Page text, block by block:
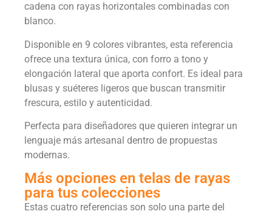
cadena con rayas horizontales combinadas con
blanco.
Disponible en 9 colores vibrantes, esta referencia
ofrece una textura única, con forro a tono y
elongación lateral que aporta confort. Es ideal para
blusas y suéteres ligeros que buscan transmitir
frescura, estilo y autenticidad.
Perfecta para diseñadores que quieren integrar un
lenguaje más artesanal dentro de propuestas
modernas.
Más opciones en telas de rayas
para tus colecciones
Estas cuatro referencias son solo una parte del